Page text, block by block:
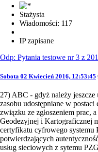
Stażysta
Wiadomości: 117
IP zapisane
Odp: Pytania testowe nr 3 z
Sobota 02 Kwiecień 2016, 12:53:45
27) ABC - gdyż należy jeszcze
zasobu udostępniane w
związku ze zgłoszeniem prac,
Geodezyjnej i Kartograficznej
certyfikatu cyfrowego systemu
potwierdzających
usług sieciowych z sytemu